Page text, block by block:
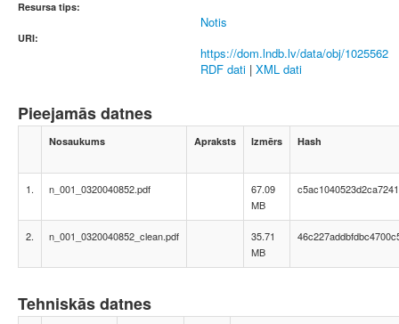
Resursa tips:
Notis
URI:
https://dom.lndb.lv/data/obj/1025562
RDF dati | XML dati
Pieejamās datnes
Nosaukums Apraksts Izmērs Hash
1. n_001_0320040852.pdf
67.09
MB
2. n_001_0320040852_clean.pdf
35.71
MB
Tehniskās datnes